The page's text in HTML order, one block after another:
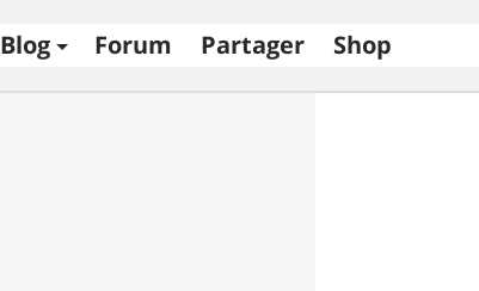
Blog Forum Partager Shop